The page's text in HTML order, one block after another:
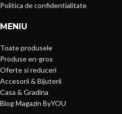
Politica de confidentialitate
MENIU
Toate produsele
Produse en-gros
Oferte si reduceri
Accesorii & Bijuterii
Casa & Gradina
Blog Magazin ByYOU